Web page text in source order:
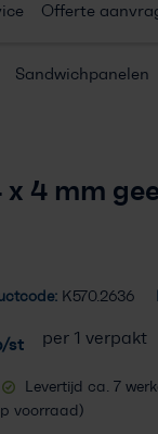
Offerte
Sandwichpanelen
x 4 mm
K570.2636
st per 1 verpakt
Levertijd ca. 7
voorraad)